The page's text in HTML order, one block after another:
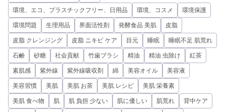
環境、エコ、プラスチックフリー、日用品 環境、コスメ 環境保護
環境問題 生理用品 界面活性剤 発酵食品 美肌 皮脂
皮脂 クレンジング 皮脂 ニキビ ケア 目元 睡眠 睡眠不足 肌荒れ
石鹸 砂糖 社会貢献 竹歯ブラシ 精油 精油 虫除け 紅茶
素肌感 紫外線 紫外線吸収剤 綿 美容オイル 美容液
美容習慣 美肌 美肌 お茶 美肌 レシピ 美肌 栄養素
美肌 食べ物 肌 肌 負担 少ない 肌に優しい 肌荒れ 背中ケア